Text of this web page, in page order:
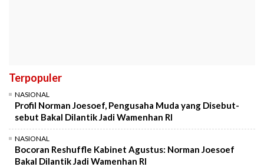
Terpopuler
NASIONAL
Profil Norman Joesoef, Pengusaha Muda yang Disebut-
sebut Bakal Dilantik Jadi Wamenhan RI
NASIONAL
Bocoran Reshuffle Kabinet Agustus: Norman Joesoef
Bakal Dilantik Jadi Wamenhan RI